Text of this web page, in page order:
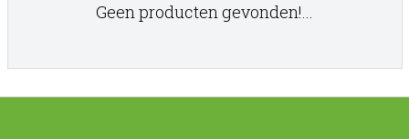
Geen producten gevonden!...